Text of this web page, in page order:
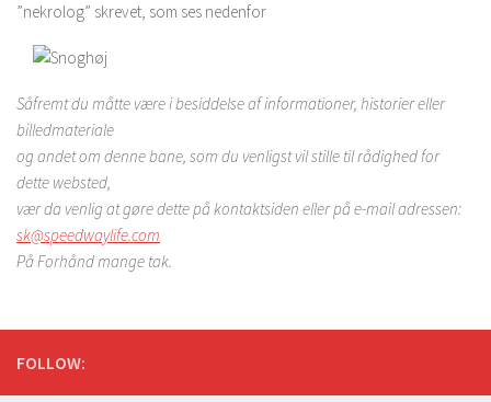
”nekrolog” skrevet, som ses nedenfor
Såfremt du måtte være i besiddelse af informationer, historier eller
billedmateriale
og andet om denne bane, som du venligst vil stille til rådighed for
dette websted,
vær da venlig at gøre dette på kontaktsiden eller på e-mail adressen:
sk@speedwaylife.com
På Forhånd mange tak.
FOLLOW: